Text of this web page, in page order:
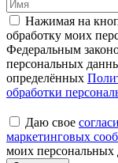
Нажимая на
обработку моих
Федеральным
персональных
определённых
обработки
Даю свое
маркетинговых
моих персональных